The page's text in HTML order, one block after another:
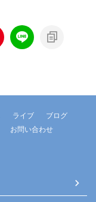
ライブ
ブログ
お問い合わせ